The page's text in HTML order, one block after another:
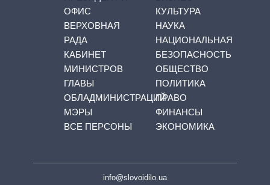
ОФИС
ВЕРХОВНАЯ
РАДА
КАБИНЕТ
МИНИСТРОВ
ГЛАВЫ
ОБЛАДМИНИСТРАЦИЙ
МЭРЫ
ВСЕ ПЕРСОНЫ
КУЛЬТУРА
НАУКА
НАЦИОНАЛЬНАЯ
БЕЗОПАСНОСТЬ
ОБЩЕСТВО
ПОЛИТИКА
ПРАВО
ФИНАНСЫ
ЭКОНОМИКА
info@slovoidilo.ua